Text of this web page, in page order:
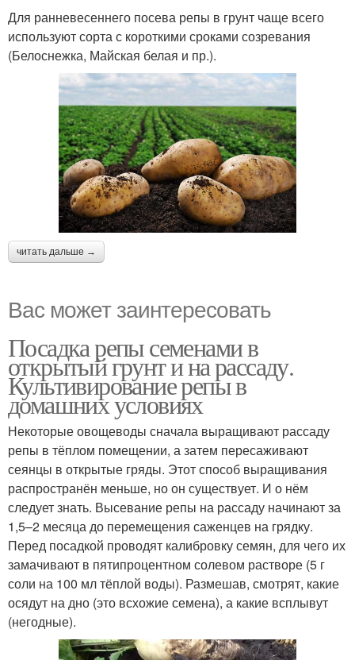
Для ранневесеннего посева репы в грунт чаще всего
используют сорта с короткими сроками созревания
(Белоснежка, Майская белая и пр.).
читать дальше →
Вас может заинтересовать
Посадка репы семенами в
открытый грунт и на рассаду.
Культивирование репы в
домашних условиях
Некоторые овощеводы сначала выращивают рассаду
репы в тёплом помещении, а затем пересаживают
сеянцы в открытые гряды. Этот способ выращивания
распространён меньше, но он существует. И о нём
следует знать. Высевание репы на рассаду начинают за
1,5–2 месяца до перемещения саженцев на грядку.
Перед посадкой проводят калибровку семян, для чего их
замачивают в пятипроцентном солевом растворе (5 г
соли на 100 мл тёплой воды). Размешав, смотрят, какие
осядут на дно (это всхожие семена), а какие всплывут
(негодные).